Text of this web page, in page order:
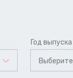
Год выпуска
Выберите